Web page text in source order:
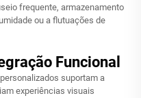
frequente, armazenamento
ou a flutuações de
Funcional
suportam a
experiências visuais